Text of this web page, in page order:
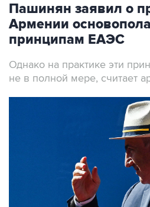
Пашинян заявил о
Армении
принципам ЕАЭС
Однако на практике эти
не в полной мере, считает